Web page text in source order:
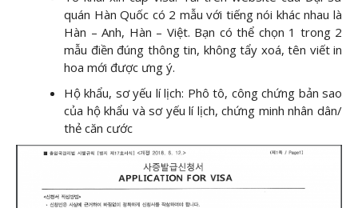
quán Hàn Quốc có 2 mẫu với tiếng nói khác nhau là
Hàn – Anh, Hàn – Việt. Bạn có thể chọn 1 trong 2
mẫu điền đúng thông tin, không tẩy xoá, tên viết in
hoa mới được ưng ý.
Hộ khẩu, sơ yếu lí lịch: Phô tô, công chứng bản sao
của hộ khẩu và sơ yếu lí lịch, chứng minh nhân dân/
thẻ căn cước